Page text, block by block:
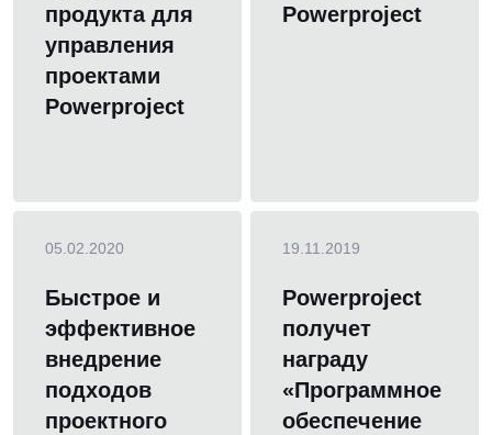
продукта для
управления
проектами
Powerproject
Powerproject
05.02.2020
Быстрое и
эффективное
внедрение
подходов
проектного
19.11.2019
Powerproject
получет
награду
«Программное
обеспечение